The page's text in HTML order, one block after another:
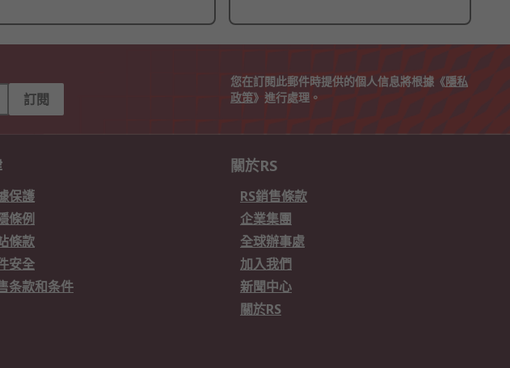
訂閱
您在訂閱此郵件時提供的個人信息將根據《隱私
政策》進行處理。
保護
條例
條款
安全
条款和条件
關於RS
RS銷售條款
企業集團
全球辦事處
加入我們
新聞中心
關於RS